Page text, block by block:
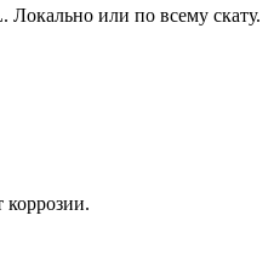
Локально или по всему скату.
коррозии.